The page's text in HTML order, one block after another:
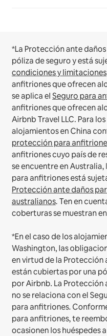
*La Protección ante
póliza de seguro y está
condiciones y limitaciones
anfitriones que ofrecen
se aplica elSeguro para
anfitriones que ofrecen
Airbnb Travel LLC. Para
alojamientos en China
protección para
anfitriones cuyo país de
se encuentre en
para anfitriones está
Protección ante daños
australianos. Ten en
coberturas se muestran
*En el caso de los
Washington, las
en virtud de la
están cubiertas por una
por Airbnb. La
no se relaciona con el
para anfitriones.
para anfitriones, te
ocasionen los huéspedes